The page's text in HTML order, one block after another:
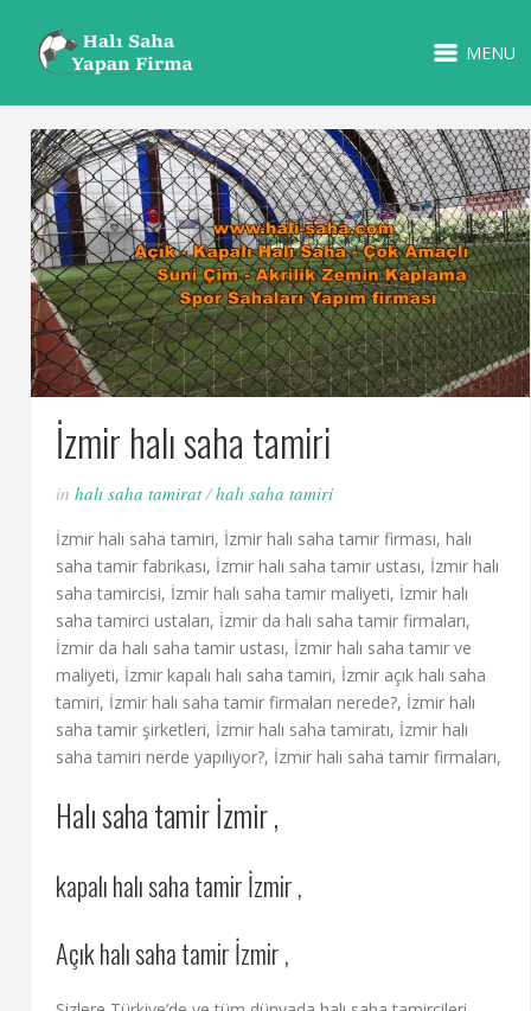
MENU
İzmir halı saha tamiri
inhalı saha tamirat/halı saha tamiri
İzmir halı saha tamiri, İzmir halı saha tamir firması, halı
saha tamir fabrikası, İzmir halı saha tamir ustası, İzmir halı
saha tamircisi, İzmir halı saha tamir maliyeti, İzmir halı
saha tamirci ustaları, İzmir da halı saha tamir firmaları,
İzmir da halı saha tamir ustası, İzmir halı saha tamir ve
maliyeti, İzmir kapalı halı saha tamiri, İzmir açık halı saha
tamiri, İzmir halı saha tamir firmaları nerede?, İzmir halı
saha tamir şirketleri, İzmir halı saha tamiratı, İzmir halı
saha tamiri nerde yapılıyor?, İzmir halı saha tamir firmaları,
Halı saha tamir İzmir ,
kapalı halı saha tamir İzmir ,
Açık halı saha tamir İzmir ,